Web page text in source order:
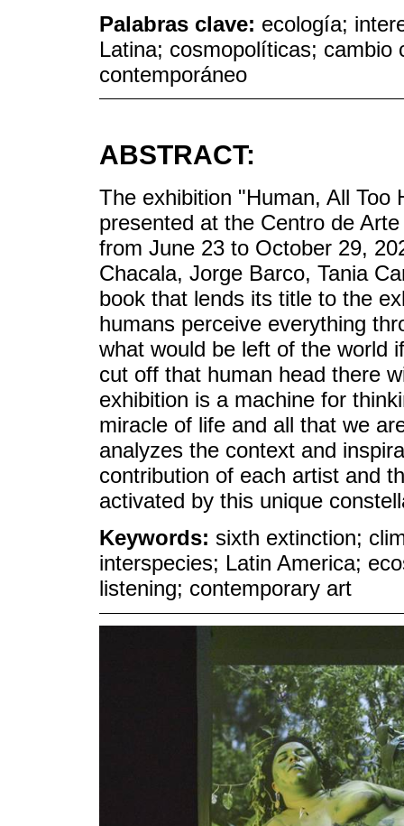
Palabras clave: ecología;
Latina; cosmopolíticas;
contemporáneo
ABSTRACT:
The exhibition "Human, All Too
presented at the Centro de
from June 23 to October 29,
Chacala, Jorge Barco, Tania
book that lends its title to the
humans perceive everything
what would be left of the world
cut off that human head there
exhibition is a machine for
miracle of life and all that we
analyzes the context and
contribution of each artist and
activated by this unique
Keywords: sixth extinction;
interspecies; Latin America;
listening; contemporary art